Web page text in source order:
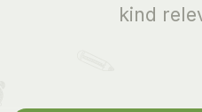
kind